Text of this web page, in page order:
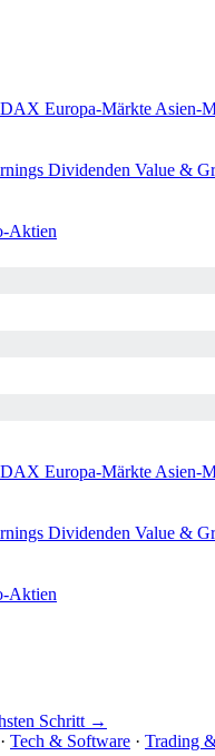
Europa-Märkte Asien-
Dividenden Value &
Aktien
Europa-Märkte Asien-
Dividenden Value &
Aktien
Schritt →
· Tech & Software · Trading